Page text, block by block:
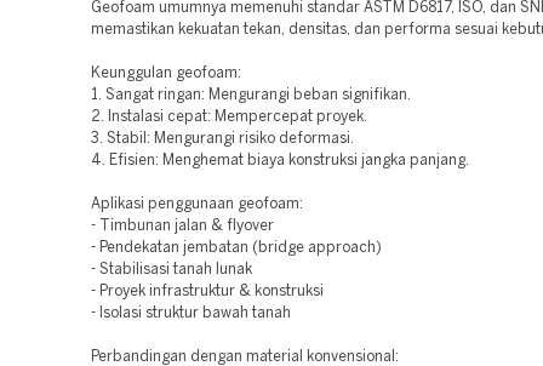
Geofoam umumnya memenuhi standar ASTM D6817, ISO, dan
memastikan kekuatan tekan, densitas, dan performa sesuai
Keunggulan geofoam:
1. Sangat ringan: Mengurangi beban signifikan.
2. Instalasi cepat: Mempercepat proyek.
3. Stabil: Mengurangi risiko deformasi.
4. Efisien: Menghemat biaya konstruksi jangka panjang.
Aplikasi penggunaan geofoam:
- Timbunan jalan & flyover
- Pendekatan jembatan (bridge approach)
- Stabilisasi tanah lunak
- Proyek infrastruktur & konstruksi
- Isolasi struktur bawah tanah
Perbandingan dengan material konvensional: